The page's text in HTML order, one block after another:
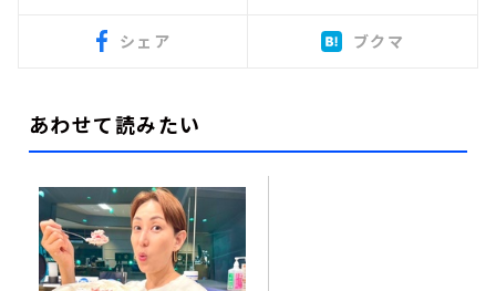
シェア ブクマ
あわせて読みたい